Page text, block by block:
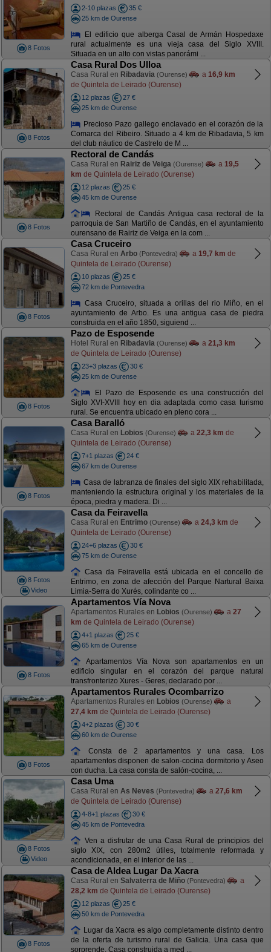
8 Fotos
2-10 plazas
35 €
25 km de Ourense
El edificio que alberga Casal de Armán Hospedaxe
rural actualmente es una vieja casa del Siglo XVIII.
Situada en un alto con vistas panorámi ...
8 Fotos
Casa Rural Dos Ulloa
Casa Rural en Ribadavia (Ourense) a 16,9 km
de Quintela de Leirado (Ourense)
12 plazas
27 €
25 km de Ourense
Precioso Pazo gallego enclavado en el corazón de la
Comarca del Ribeiro. Situado a 4 km de Ribadavia, 5 km
del club náutico de Castrelo de M ...
8 Fotos
Rectoral de Candás
Casa Rural en Rairiz de Veiga (Ourense) a 19,5
km de Quintela de Leirado (Ourense)
12 plazas
25 €
45 km de Ourense
Rectoral de Candás Antigua casa rectoral de la
parroquia de San Martiño de Candás, en el ayuntamiento
ourensano de Rairiz de Veiga en la com ...
8 Fotos
Casa Cruceiro
Casa Rural en Arbo (Pontevedra) a 19,7 km de
Quintela de Leirado (Ourense)
10 plazas
25 €
72 km de Pontevedra
Casa Cruceiro, situada a orillas del rio Miño, en el
ayuntamiento de Arbo. Es una antigua casa de piedra
construida en el año 1850, siguiend ...
8 Fotos
Pazo de Esposende
Hotel Rural en Ribadavia (Ourense) a 21,3 km
de Quintela de Leirado (Ourense)
23+3 plazas
30 €
25 km de Ourense
El Pazo de Esposende es una construcción del
Siglo XVI-XVIII hoy en dia adaptada como casa turismo
rural. Se encuentra ubicado en pleno cora ...
8 Fotos
Casa Baralló
Casa Rural en Lobios (Ourense) a 22,3 km de
Quintela de Leirado (Ourense)
7+1 plazas
24 €
67 km de Ourense
Casa de labranza de finales del siglo XIX rehabilitada,
manteniendo la estructura original y los materiales de la
época, piedra y madera. Di ...
8 Fotos
Video
Casa da Feiravella
Casa Rural en Entrimo (Ourense) a 24,3 km de
Quintela de Leirado (Ourense)
24+6 plazas
30 €
75 km de Ourense
Casa da Feiravella está ubicada en el concello de
Entrimo, en zona de afección del Parque Nartural Baixa
Limia-Serra do Xurés, colindante co ...
8 Fotos
Apartamentos Vía Nova
Apartamentos Rurales en Lobios (Ourense) a 27
km de Quintela de Leirado (Ourense)
4+1 plazas
25 €
65 km de Ourense
Apartamentos Vía Nova son apartamentos en un
edificio singular en el corazón del parque natural
transfronterizo Xures - Geres, declarado por ...
8 Fotos
Apartamentos Rurales Ocombarrizo
Apartamentos Rurales en Lobios (Ourense)
a
27,4 km de Quintela de Leirado (Ourense)
4+2 plazas
30 €
60 km de Ourense
Consta de 2 apartamentos y una casa. Los
apartamentos disponen de salon-cocina dormitorio y Aseo
con ducha. La casa consta de salón-cocina, ...
8 Fotos
Video
Casa Uma
Casa Rural en As Neves (Pontevedra) a 27,6 km
de Quintela de Leirado (Ourense)
4-8+1 plazas
30 €
45 km de Pontevedra
Ven a disfrutar de una Casa Rural de principios del
siglo XIX, con 280m2 útiles, totalmente reformada y
acondicionada, en el interior de las ...
8 Fotos
Casa de Aldea Lugar Da Xacra
Casa Rural en Salvaterra de Miño (Pontevedra)
a
28,2 km de Quintela de Leirado (Ourense)
12 plazas
25 €
50 km de Pontevedra
Lugar da Xacra es algo completamente distinto dentro
de la oferta de turismo rural de Galicia. Una casa que
sorprende. Casa construida a med ...